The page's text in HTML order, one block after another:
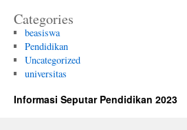
Categories
beasiswa
Pendidikan
Uncategorized
universitas
Informasi Seputar Pendidikan 2023